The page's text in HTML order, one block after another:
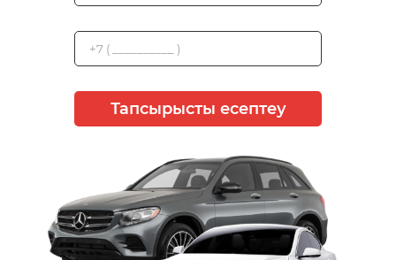
Тапсырысты есептеу